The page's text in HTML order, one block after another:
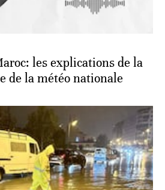
les explications de la
de la météo nationale